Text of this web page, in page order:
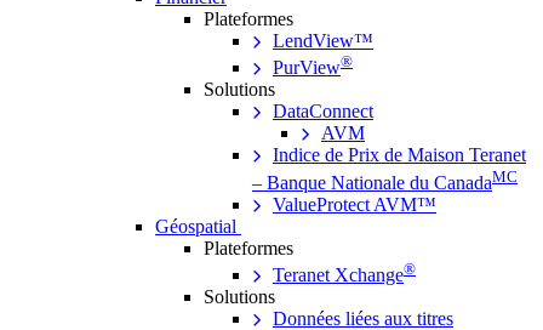
Plateformes
LendView™
PurView®
Solutions
DataConnect
AVM
Indice de Prix de Maison Teranet
– Banque Nationale du CanadaMC
ValueProtect AVM™
Géospatial
Plateformes
Teranet Xchange®
Solutions
Données liées aux titres